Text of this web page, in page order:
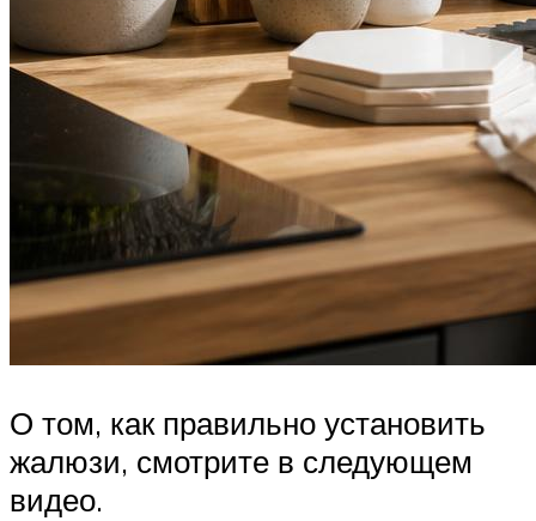
О том, как правильно установить
жалюзи, смотрите в следующем
видео.